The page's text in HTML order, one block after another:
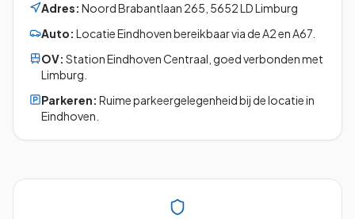
Adres: Noord Brabantlaan 265 5652 LDLimburg
Auto: Locatie Eindhoven bereikbaar via de A2 en A67.
OV: Station Eindhoven Centraal, goed verbonden met
Limburg.
Parkeren: Ruime parkeergelegenheid bij de locatie in
Eindhoven.